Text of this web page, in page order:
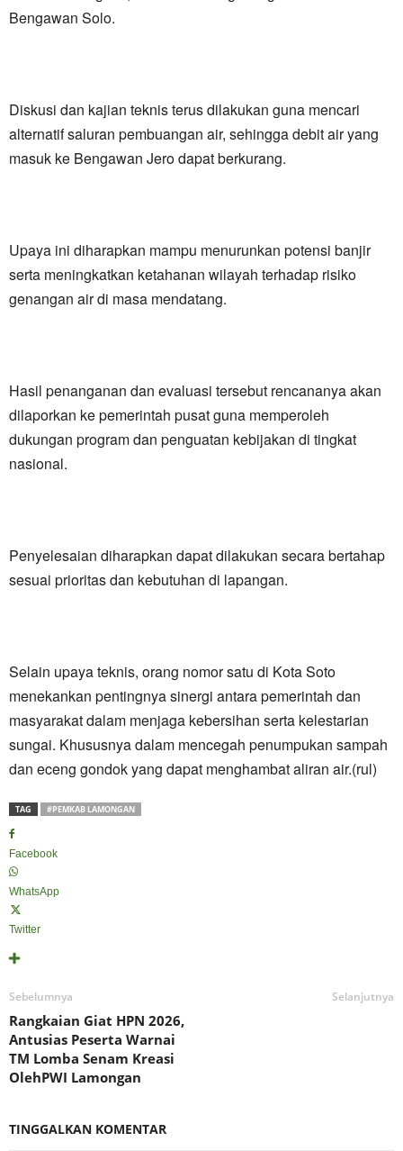
Bengawan Solo.
Diskusi dan kajian teknis terus dilakukan guna mencari
alternatif saluran pembuangan air, sehingga debit air yang
masuk ke Bengawan Jero dapat berkurang.
Upaya ini diharapkan mampu menurunkan potensi banjir
serta meningkatkan ketahanan wilayah terhadap risiko
genangan air di masa mendatang.
Hasil penanganan dan evaluasi tersebut rencananya akan
dilaporkan ke pemerintah pusat guna memperoleh
dukungan program dan penguatan kebijakan di tingkat
nasional.
Penyelesaian diharapkan dapat dilakukan secara bertahap
sesuai prioritas dan kebutuhan di lapangan.
Selain upaya teknis, orang nomor satu di Kota Soto
menekankan pentingnya sinergi antara pemerintah dan
masyarakat dalam menjaga kebersihan serta kelestarian
sungai. Khususnya dalam mencegah penumpukan sampah
dan eceng gondok yang dapat menghambat aliran air.(rul)
TAG #PEMKAB LAMONGAN
Facebook
WhatsApp
Twitter
Sebelumnya
Rangkaian Giat HPN 2026,
Antusias Peserta Warnai
TM Lomba Senam Kreasi
OlehPWI Lamongan
Selanjutnya
TINGGALKAN KOMENTAR